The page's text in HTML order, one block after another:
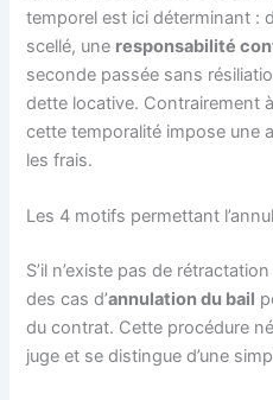
temporel est ici déterminant :
scellé, une responsabilité
seconde passée sans
dette locative. Contrairement
cette temporalité impose une
les frais.
Les 4 motifs permettant
S’il n’existe pas de
des cas d’annulation du bail
du contrat. Cette procédure
juge et se distingue d’une